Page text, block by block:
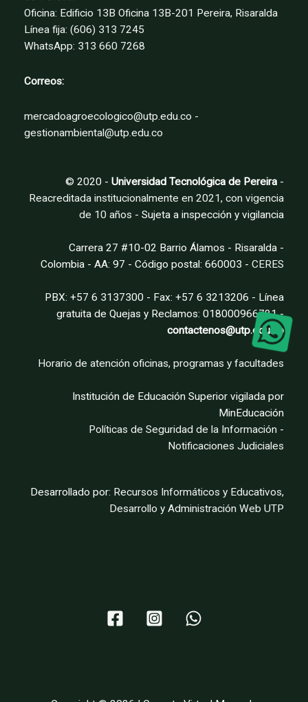
Oficina: Edificio 13B Oficina 13B-201 Pereira, Risaralda
Línea fija: (606) 313 7245
WhatsApp: 313 660 7268
Correos:
mercadoagroecologico@utp.edu.co -
gestionambiental@utp.edu.co
© 2020 - Universidad Tecnológica de Pereira -
Reacreditada institucionalmente en 2021, con vigencia
de 10 años - Sujeta a inspección y vigilancia
Carrera 27 #10-02 Barrio Álamos - Risaralda -
Colombia - AA: 97 - Código postal: 660003 - CERES
PBX: +57 6 3137300 - Fax: +57 6 3213206 - Línea
gratuita de Quejas y Reclamos: 018000966781 -
contactenos@utp.edu.co
Horario de atención oficinas, programas y facultades
Institución de Educación Superior vigilada por
MinEducación
Políticas de Seguridad de la Información -
Notificaciones Judiciales
Desarrollado por: Recursos Informáticos y Educativos,
Desarrollo y Administración Web UTP